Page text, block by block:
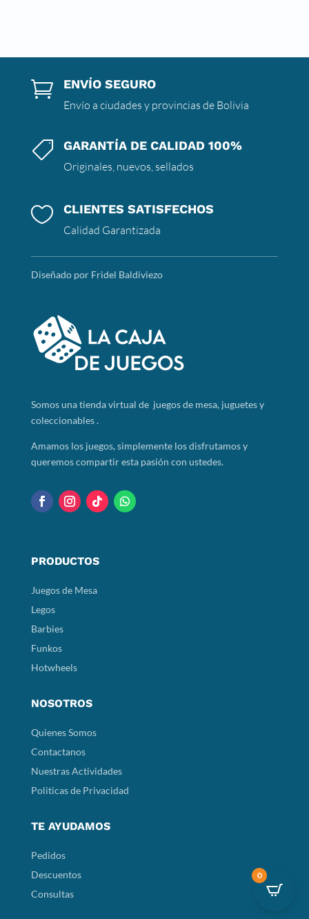
 ENVÍO SEGURO
Envío a ciudades y provincias de Bolivia
 GARANTÍA DE CALIDAD 100%
Originales, nuevos, sellados
 CLIENTES SATISFECHOS
Calidad Garantizada
Diseñado por Fridel Baldiviezo
Somosuna tienda virtual de juegos de mesa, juguetes y
coleccionables .
Amamos los juegos, simplemente los disfrutamos y
queremos compartir esta pasión con ustedes.
PRODUCTOS
Juegos de Mesa
Legos
Barbies
Funkos
Hotwheels
NOSOTROS
Quienes Somos
Contactanos
Nuestras Actividades
Politicas de Privacidad
TE AYUDAMOS
Pedidos
Descuentos
Consultas
0